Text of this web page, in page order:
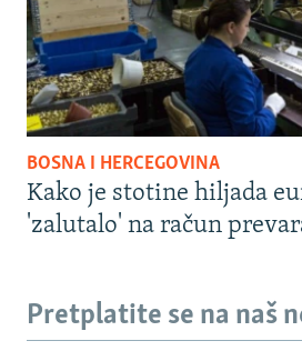
BOSNA I HERCEGOVINA
Kako je stotine hiljada
'zalutalo' na račun
Pretplatite se na naš